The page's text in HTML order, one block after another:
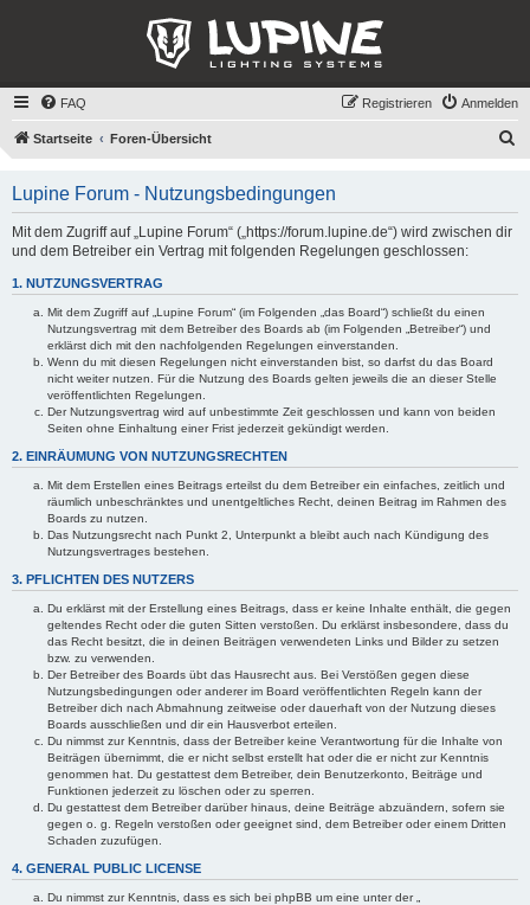
FAQ Anmelden
Registrieren
Startseite Foren-Übersicht
Lupine Forum - Nutzungsbedingungen
Mit dem Zugriff auf „Lupine Forum“ („https://forum.lupine.de“) wird zwischen dir
und dem Betreiber ein Vertrag mit folgenden Regelungen geschlossen:
1. NUTZUNGSVERTRAG
Mit dem Zugriff auf „Lupine Forum“ (im Folgenden „das Board“) schließt du einen
Nutzungsvertrag mit dem Betreiber des Boards ab (im Folgenden „Betreiber“) und
erklärst dich mit den nachfolgenden Regelungen einverstanden.
Wenn du mit diesen Regelungen nicht einverstanden bist, so darfst du das Board
nicht weiter nutzen. Für die Nutzung des Boards gelten jeweils die an dieser Stelle
veröffentlichten Regelungen.
Der Nutzungsvertrag wird auf unbestimmte Zeit geschlossen und kann von beiden
Seiten ohne Einhaltung einer Frist jederzeit gekündigt werden.
2. EINRÄUMUNG VON NUTZUNGSRECHTEN
Mit dem Erstellen eines Beitrags erteilst du dem Betreiber ein einfaches, zeitlich und
räumlich unbeschränktes und unentgeltliches Recht, deinen Beitrag im Rahmen des
Boards zu nutzen.
Das Nutzungsrecht nach Punkt 2, Unterpunkt a bleibt auch nach Kündigung des
Nutzungsvertrages bestehen.
3. PFLICHTEN DES NUTZERS
Du erklärst mit der Erstellung eines Beitrags, dass er keine Inhalte enthält, die gegen
geltendes Recht oder die guten Sitten verstoßen. Du erklärst insbesondere, dass du
das Recht besitzt, die in deinen Beiträgen verwendeten Links und Bilder zu setzen
bzw. zu verwenden.
Der Betreiber des Boards übt das Hausrecht aus. Bei Verstößen gegen diese
Nutzungsbedingungen oder anderer im Board veröffentlichten Regeln kann der
Betreiber dich nach Abmahnung zeitweise oder dauerhaft von der Nutzung dieses
Boards ausschließen und dir ein Hausverbot erteilen.
Du nimmst zur Kenntnis, dass der Betreiber keine Verantwortung für die Inhalte von
Beiträgen übernimmt, die er nicht selbst erstellt hat oder die er nicht zur Kenntnis
genommen hat. Du gestattest dem Betreiber, dein Benutzerkonto, Beiträge und
Funktionen jederzeit zu löschen oder zu sperren.
Du gestattest dem Betreiber darüber hinaus, deine Beiträge abzuändern, sofern sie
gegen o. g. Regeln verstoßen oder geeignet sind, dem Betreiber oder einem Dritten
Schaden zuzufügen.
4. GENERAL PUBLIC LICENSE
Du nimmst zur Kenntnis, dass es sich bei phpBB um eine unter der „